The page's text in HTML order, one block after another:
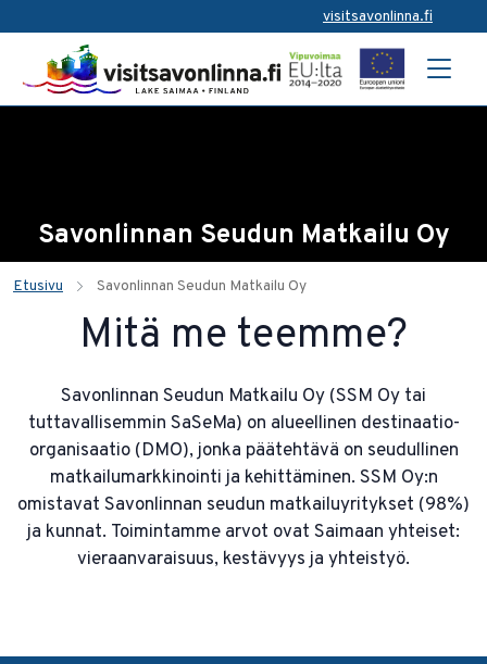
visitsavonlinna.fi
Savonlinnan Seudun Matkailu Oy
Etusivu Savonlinnan Seudun Matkailu Oy
Mitä me teemme?
Savonlinnan Seudun Matkailu Oy (SSM Oy tai
tuttavallisemmin SaSeMa) on alueellinen destinaatio-
organisaatio (DMO), jonka päätehtävä on seudullinen
matkailumarkkinointi ja kehittäminen. SSM Oy:n
omistavat Savonlinnan seudun matkailuyritykset (98%)
ja kunnat. Toimintamme arvot ovat Saimaan yhteiset:
vieraanvaraisuus, kestävyys ja yhteistyö.